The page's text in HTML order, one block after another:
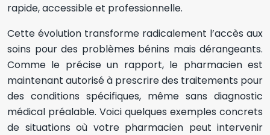
rapide, accessible et professionnelle.
Cette évolution transforme radicalement l’accès aux
soins pour des problèmes bénins mais dérangeants.
Comme le précise un rapport, le pharmacien est
maintenant autorisé à prescrire des traitements pour
des conditions spécifiques, même sans diagnostic
médical préalable. Voici quelques exemples concrets
de situations où votre pharmacien peut intervenir